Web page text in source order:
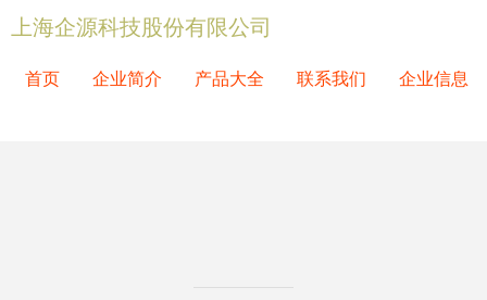
上海企源科技股份有限公司
首页 企业简介 产品大全 联系我们 企业信息